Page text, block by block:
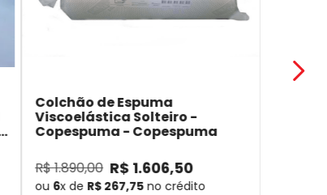
Colchão de Espuma
Viscoelástica Solteiro -
Copespuma- Copespuma
R$1.890,00 R$ 1.606,50
ou 6x de R$ 267,75 no crédito